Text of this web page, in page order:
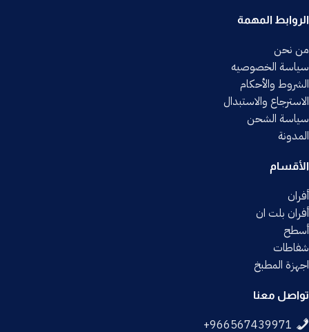
الروابط المهمة
من نحن
سياسة الخصوصيه
الشروط والأحكام
الاسترجاع والاستبدال
سياسة الشحن
المدونة
الأقسام
أفران
أفران بلت ان
أسطح
شفاطات
اجهزة المطبخ
تواصل معنا